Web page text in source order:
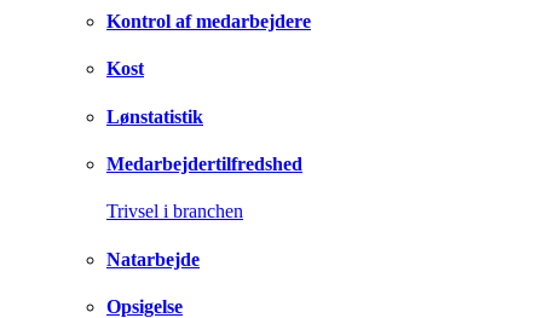
Kontrol af medarbejdere
Kost
Lønstatistik
Medarbejdertilfredshed
Trivsel i branchen
Natarbejde
Opsigelse